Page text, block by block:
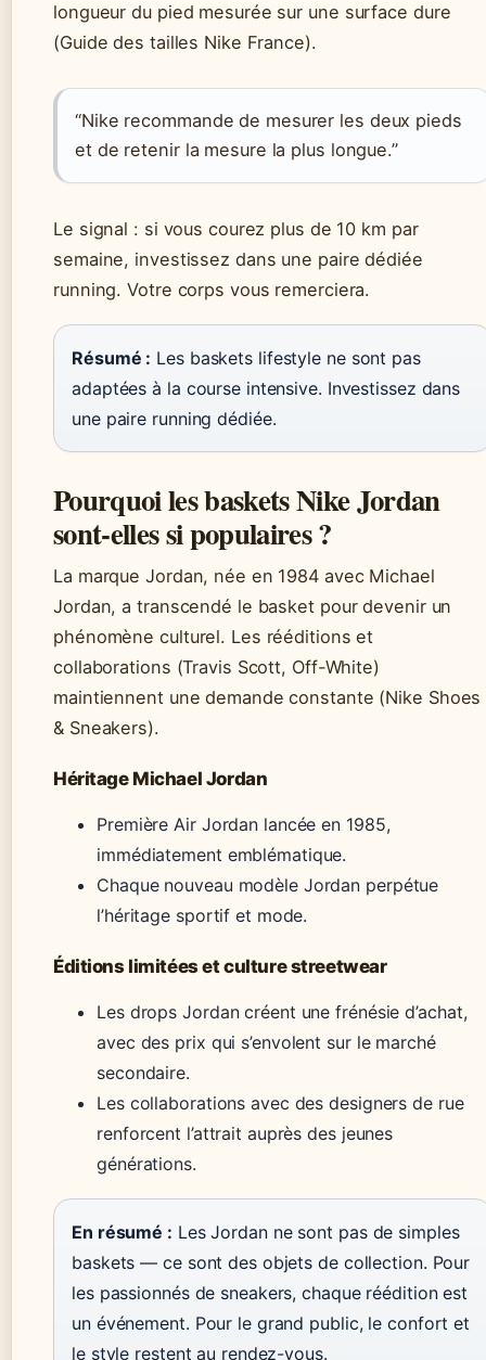
longueur du pied mesurée sur une surface dure
(Guide des tailles Nike France).
“Nike recommande de mesurer les deux pieds
et de retenir la mesure la plus longue.”
Le signal : si vous courez plus de 10 km par
semaine, investissez dans une paire dédiée
running. Votre corps vous remerciera.
Résumé : Les baskets lifestyle ne sont pas
adaptées à la course intensive. Investissez dans
une paire running dédiée.
Pourquoi les baskets Nike Jordan
sont-elles si populaires ?
La marque Jordan, née en 1984 avec Michael
Jordan, a transcendé le basket pour devenir un
phénomène culturel. Les rééditions et
collaborations (Travis Scott, Off-White)
maintiennent une demande constante (Nike Shoes
& Sneakers).
Héritage Michael Jordan
Première Air Jordan lancée en 1985,
immédiatement emblématique.
Chaque nouveau modèle Jordan perpétue
l’héritage sportif et mode.
Éditions limitées et culture streetwear
Les drops Jordan créent une frénésie d’achat,
avec des prix qui s’envolent sur le marché
secondaire.
Les collaborations avec des designers de rue
renforcent l’attrait auprès des jeunes
générations.
En résumé : Les Jordan ne sont pas de simples
baskets — ce sont des objets de collection. Pour
les passionnés de sneakers, chaque réédition est
un événement. Pour le grand public, le confort et
le style restent au rendez-vous.